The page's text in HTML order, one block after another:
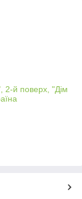
2-й поверх, "Дім